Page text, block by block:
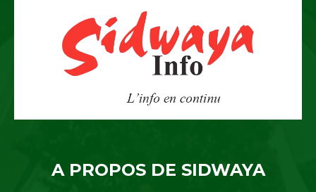
A PROPOS DE SIDWAYA